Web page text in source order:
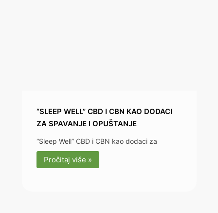
“SLEEP WELL” CBD I CBN KAO DODACI
ZA SPAVANJE I OPUŠTANJE
“Sleep Well” CBD i CBN kao dodaci za
Pročitaj više »